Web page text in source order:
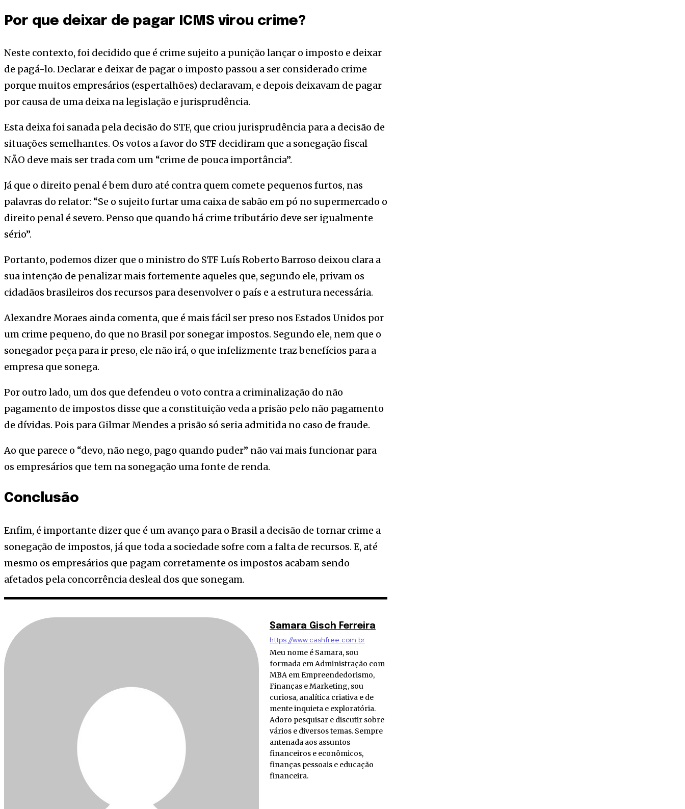
Por que deixar de pagar ICMS virou crime?
Neste contexto, foi decidido que é crime sujeito a punição lançar o imposto e deixar
de pagá-lo. Declarar e deixar de pagar o imposto passou a ser considerado crime
porque muitos empresários (espertalhões) declaravam, e depois deixavam de pagar
por causa de uma deixa na legislação e jurisprudência.
Esta deixa foi sanada pela decisão do STF, que criou jurisprudência para a decisão de
situações semelhantes. Os votos a favor do STF decidiram que a sonegação fiscal
NÃO deve mais ser trada com um “crime de pouca importância”.
Já que o direito penal é bem duro até contra quem comete pequenos furtos, nas
palavras do relator: “Se o sujeito furtar uma caixa de sabão em pó no supermercado o
direito penal é severo. Penso que quando há crime tributário deve ser igualmente
sério”.
Portanto, podemos dizer que o ministro do STF Luís Roberto Barroso deixou clara a
sua intenção de penalizar mais fortemente aqueles que, segundo ele, privam os
cidadãos brasileiros dos recursos para desenvolver o país e a estrutura necessária.
Alexandre Moraes ainda comenta, que é mais fácil ser preso nos Estados Unidos por
um crime pequeno, do que no Brasil por sonegar impostos. Segundo ele, nem que o
sonegador peça para ir preso, ele não irá, o que infelizmente traz benefícios para a
empresa que sonega.
Por outro lado, um dos que defendeu o voto contra a criminalização do não
pagamento de impostos disse que a constituição veda a prisão pelo não pagamento
de dívidas. Pois para Gilmar Mendes a prisão só seria admitida no caso de fraude.
Ao que parece o “devo, não nego, pago quando puder” não vai mais funcionar para
os empresários que tem na sonegação uma fonte de renda.
Conclusão
Enfim, é importante dizer que é um avanço para o Brasil a decisão de tornar crime a
sonegação de impostos, já que toda a sociedade sofre com a falta de recursos. E, até
mesmo os empresários que pagam corretamente os impostos acabam sendo
afetados pela concorrência desleal dos que sonegam.
Samara Gisch Ferreira
https://www.cashfree.com.br
Meu nome é Samara, sou
formada em Administração com
MBA em Empreendedorismo,
Finanças e Marketing, sou
curiosa, analítica criativa e de
mente inquieta e exploratória.
Adoro pesquisar e discutir sobre
vários e diversos temas. Sempre
antenada aos assuntos
financeiros e econômicos,
finanças pessoais e educação
financeira.